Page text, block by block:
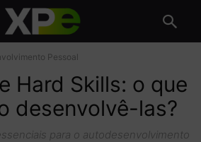
Pessoal
Hard Skills: o que
desenvolvê-las?
para o autodesenvolvimento